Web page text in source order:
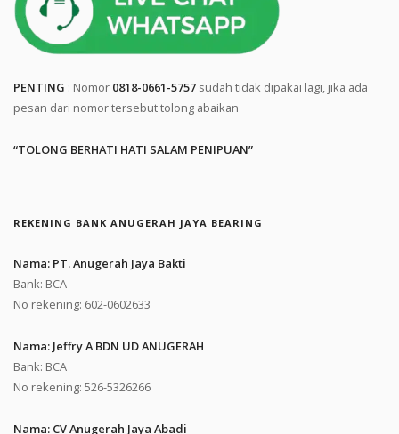
PENTING : Nomor 0818-0661-5757 sudah tidak dipakai lagi, jika ada
pesan dari nomor tersebut tolong abaikan
“TOLONG BERHATI HATI SALAM PENIPUAN”
REKENING BANK ANUGERAH JAYA BEARING
Nama: PT. Anugerah Jaya Bakti
Bank: BCA
No rekening: 602-0602633
Nama: Jeffry A BDN UD ANUGERAH
Bank: BCA
No rekening: 526-5326266
Nama: CV Anugerah Jaya Abadi